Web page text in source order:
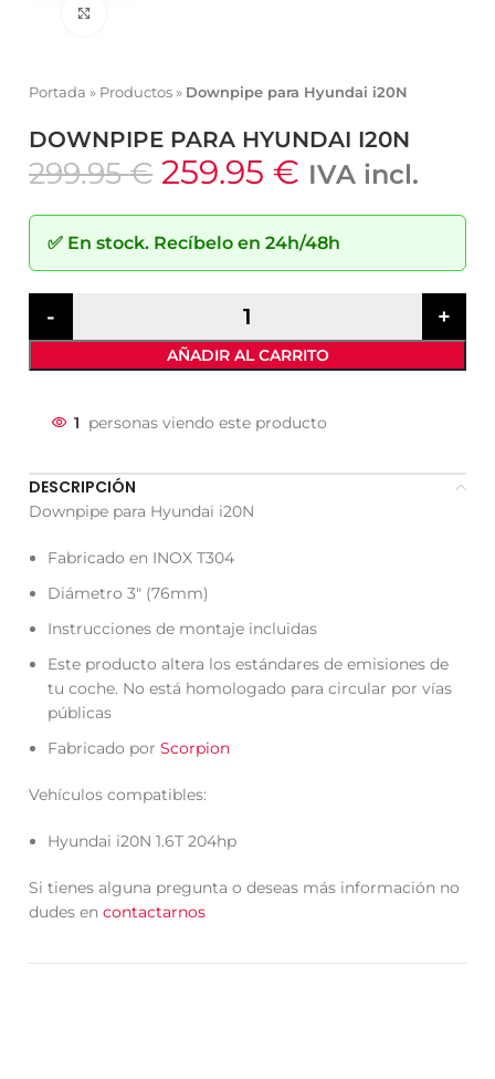
Portada » Productos » Downpipe para Hyundai i20N
DOWNPIPE PARA HYUNDAI I20N
299.95€ 259.95€ IVA incl.
✅ En stock. Recíbelo en 24h/48h
AÑADIR AL CARRITO
1 personas viendo este producto
DESCRIPCIÓN
Downpipe para Hyundai i20N
Fabricado en INOX T304
Diámetro 3″ (76mm)
Instrucciones de montaje incluidas
Este producto altera los estándares de emisiones de
tu coche. No está homologado para circular por vías
públicas
Fabricado porScorpion
Vehículos compatibles:
Hyundai i20N 1.6T 204hp
Si tienes alguna pregunta o deseas más información no
dudes encontactarnos